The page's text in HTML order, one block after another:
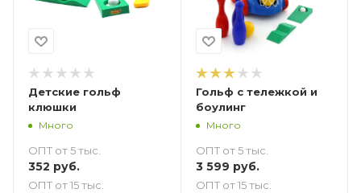
Детские гольф
клюшки
Много
ОПТ от 5 тыс.
352 руб.
ОПТ от 15 тыс.
Гольф с тележкой и
боулинг
Много
ОПТ от 5 тыс.
3 599 руб.
ОПТ от 15 тыс.